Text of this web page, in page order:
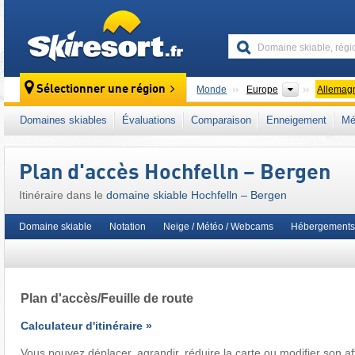
Sélectionner une région Monde Europe Continents
Ce domaine skiable se situe aussi dans :
Union européenne
Domaines skiables Évaluations Comparaison Enneigement
Plan d'accès Hochfelln – Bergen
Itinéraire dans le domaine skiable Hochfelln – Bergen
Domaine skiable Notation Neige / Météo / Webcams Hébergements
Plan d'accès/Feuille de route
Calculateur d'itinéraire »